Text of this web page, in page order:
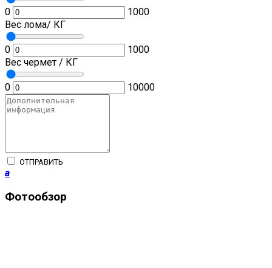
0
1000
Вес лома/ КГ
0
1000
Вес чермет / КГ
0 10000
ОТПРАВИТЬ
a
Фотообзор